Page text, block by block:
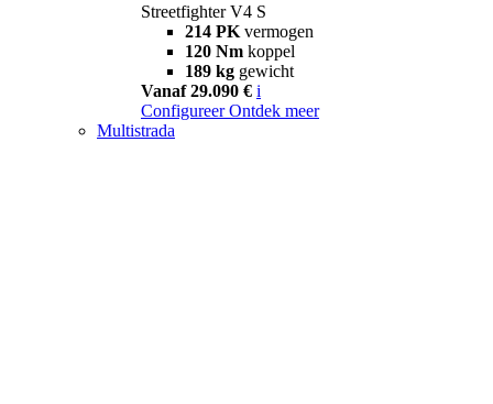
Streetfighter V4 S
214 PK vermogen
120 Nm koppel
189 kg gewicht
Vanaf 29.090 € i
Configureer Ontdek meer
Multistrada